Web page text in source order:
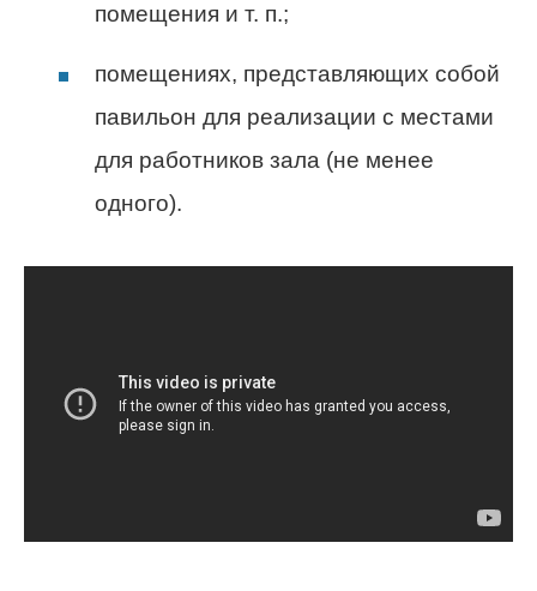
помещения и т. п.;
помещениях, представляющих собой
павильон для реализации с местами
для работников зала (не менее
одного).